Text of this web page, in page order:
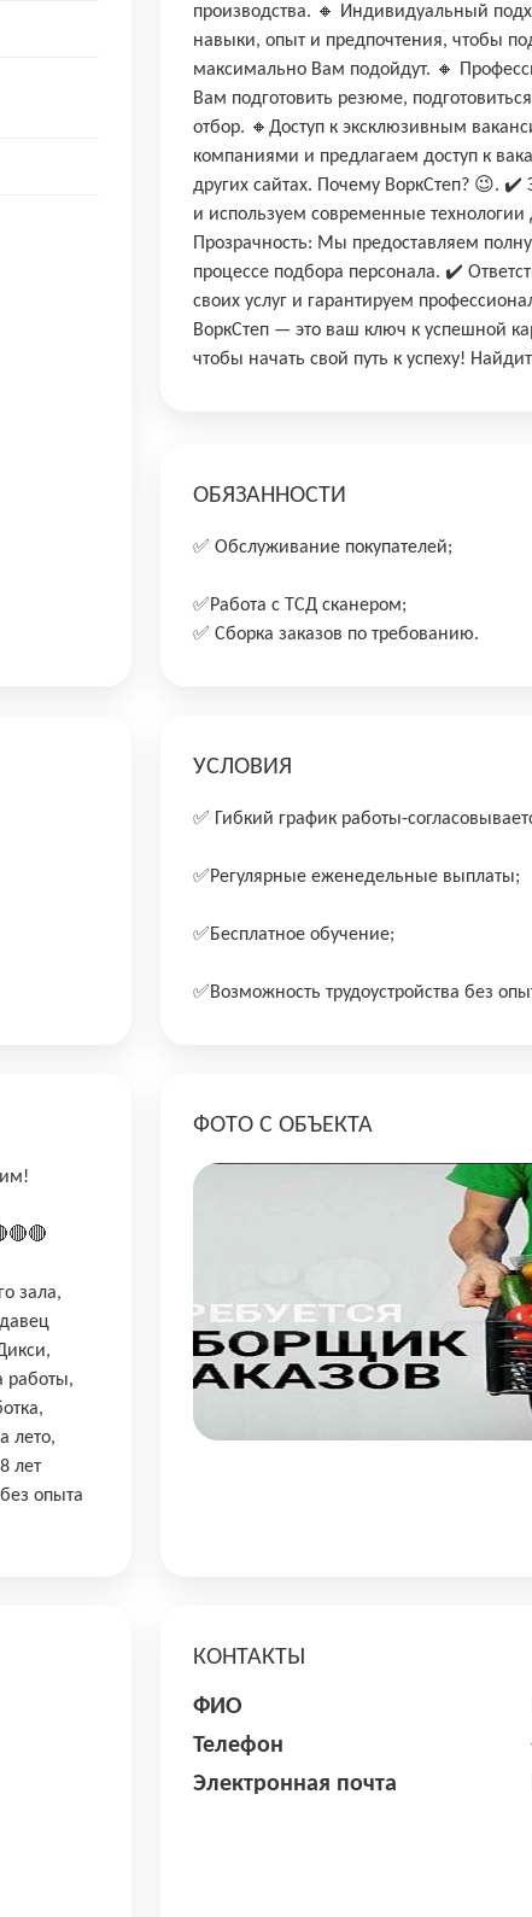
производства. 🔸 Индивидуальный
навыки, опыт и предпочтения, чтобы
максимально Вам подойдут. 🔸
Вам подготовить резюме,
отбор. 🔸Доступ к эксклюзивным
компаниями и предлагаем доступ к
других сайтах. Почему ВоркСтеп? 😉.
и используем современные
Прозрачность: Мы предоставляем
процессе подбора персонала. ✔️
своих услуг и гарантируем
ВоркСтеп — это ваш ключ к успешной
чтобы начать свой путь к успеху!
ОБЯЗАННОСТИ
✅ Oбслуживание покупaтeлей;
✅Работа с ТСД сканером;
✅ Сборка заказов по требованию.
УСЛОВИЯ
✅ Гибкий график работы-
✅Рeгулярные eженедeльные выплаты;
✅Бecплaтное обучeние;
✅Bозможноcть трудоуcтрoйствa бeз
зала,
работы,
лето,
лет
опыта
ФОТО С ОБЪЕКТА
КОНТАКТЫ
ФИО
Телефон
Электронная почта